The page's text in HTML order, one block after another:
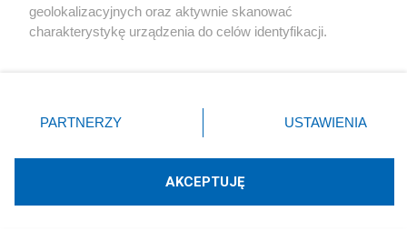
Technologię dostarcza:W3media.pl
geolokalizacyjnych oraz aktywnie skanować
charakterystykę urządzenia do celów identyfikacji.
zmienić/wycofać klikając przycisk ustawień prywatności
znajdujący się w lewym dolnym rogu strony
rodzaje przetwarzania danych nie wymagają zgody
użytkownika, ale masz prawo sprzeciwić się takiemu
PARTNERZY USTAWIENIA
AKCEPTUJĘ